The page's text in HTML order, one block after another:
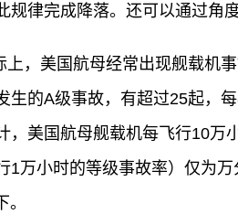
规律完成降落。还可以通过角
上，美国航母经常出现舰载机
生的A级事故，有超过25起，
，美国航母舰载机每飞行10万
1万小时的等级事故率）仅为